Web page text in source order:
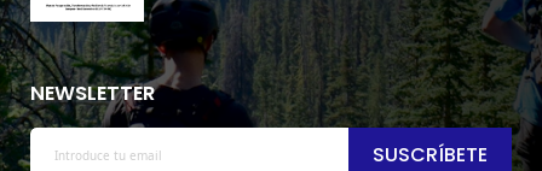
NEWSLETTER
SUSCRÍBETE